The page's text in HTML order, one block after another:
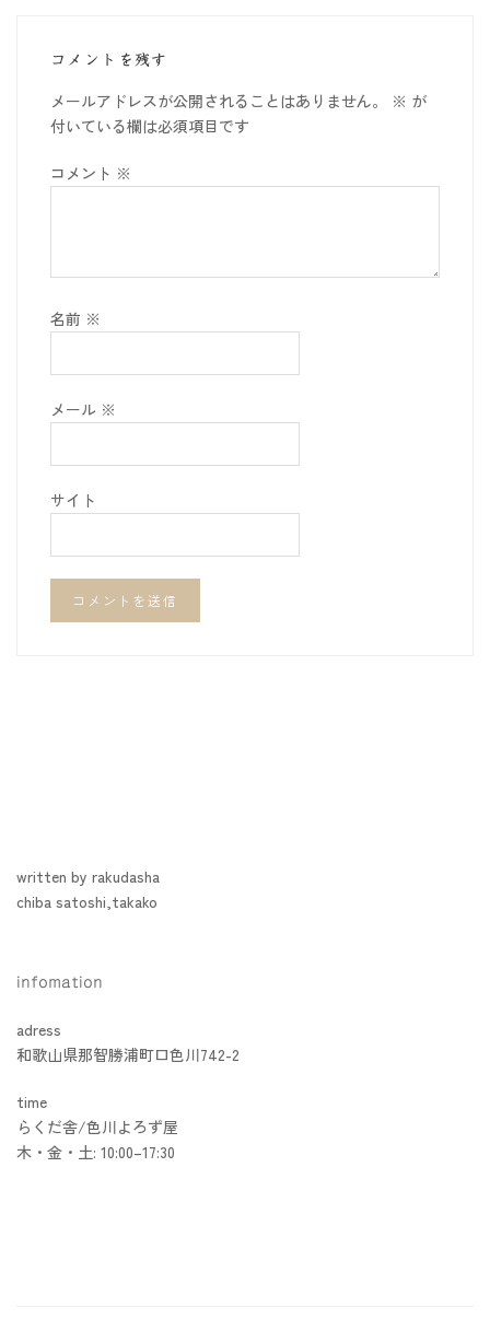
コメントを残す
メールアドレスが公開されることはありません。 ※ が
付いている欄は必須項目です
コメント ※
名前 ※
メール ※
サイト
written by rakudasha
chiba satoshi,takako
infomation
adress
和歌山県那智勝浦町口色川742-2
time
らくだ舎/色川よろず屋
木・金・土: 10:00–17:30